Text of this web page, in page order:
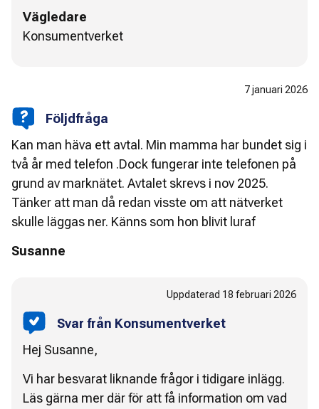
Vägledare
Konsumentverket
Följdfråga
7 januari 2026
Kan man häva ett avtal. Min mamma har bundet sig i
två år med telefon .Dock fungerar inte telefonen på
grund av marknätet. Avtalet skrevs i nov 2025.
Tänker att man då redan visste om att nätverket
skulle läggas ner. Känns som hon blivit luraf
Susanne
Svar från Konsumentverket
Uppdaterad 18 februari 2026
Hej Susanne,
Vi har besvarat liknande frågor i tidigare inlägg.
Läs gärna mer där för att få information om vad